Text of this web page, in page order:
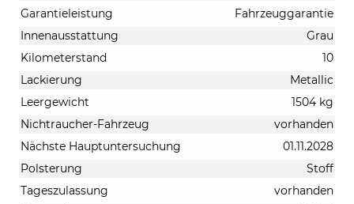
Garantieleistung
Fahrzeuggarantie
Innenausstattung
Grau
Kilometerstand
10
Lackierung
Metallic
Leergewicht
1504 kg
Nichtraucher-Fahrzeug
vorhanden
Nächste Hauptuntersuchung
01.11.2028
Polsterung
Stoff
Tageszulassung
vorhanden